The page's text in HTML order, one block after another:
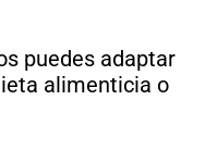
puedes adaptar
alimenticia o